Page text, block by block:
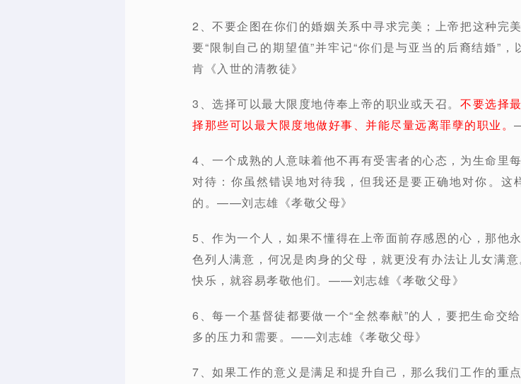
2、不要企图在你们的婚姻关系中寻求完美；上帝把这种完
要“限制自己的期望值”并牢记“你们是与亚当的后裔结婚”
肯《入世的清教徒》
3、选择可以最大限度地侍奉上帝的职业或天召。 不要选择
择那些可以最大限度地做好事、并能尽量远离罪孽的职业。
4、一个成熟的人意味着他不再有受害者的心态，为生命里
对待：你虽然错误地对待我，但我还是要正确地对你。
的。——刘志雄《孝敬父母》
5、作为一个人，如果不懂得在上帝面前存感恩的心，那他
色列人满意，何况是肉身的父母，就更没有办法让儿女满
快乐，就容易孝敬他们。——刘志雄《孝敬父母》
6、每一个基督徒都要做一个“全然奉献”的人，要把生命交
多的压力和需要。——刘志雄《孝敬父母》
7、如果工作的意义是满足和提升自己，那么我们工作的重